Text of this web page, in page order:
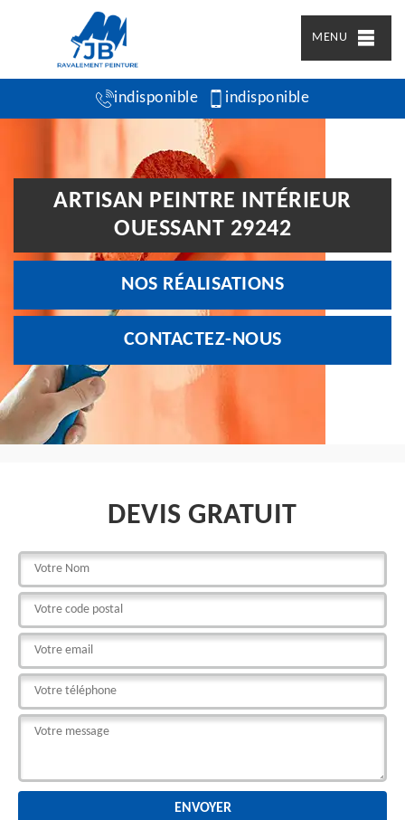
MENU
indisponible indisponible
ARTISAN PEINTRE INTÉRIEUR
OUESSANT 29242
NOS RÉALISATIONS
CONTACTEZ-NOUS
DEVIS GRATUIT